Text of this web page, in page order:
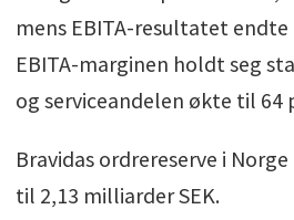
mens EBITA-resultatet endte
EBITA-marginen holdt seg
og serviceandelen økte til 64
Bravidas ordrereserve i
til 2,13 milliarder SEK.